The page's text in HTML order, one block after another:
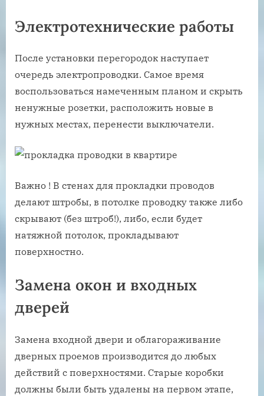
Электротехнические работы
После установки перегородок наступает
очередь электропроводки. Самое время
воспользоваться намеченным планом и скрыть
ненужные розетки, расположить новые в
нужных местах, перенести выключатели.
Важно ! В стенах для прокладки проводов
делают штробы, в потолке проводку также либо
скрывают (без штроб!), либо, если будет
натяжной потолок, прокладывают
поверхностно.
Замена окон и входных
дверей
Замена входной двери и облагораживание
дверных проемов производится до любых
действий с поверхностями. Старые коробки
должны были быть удалены на первом этапе,